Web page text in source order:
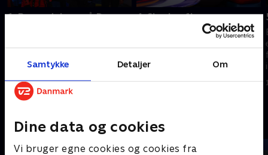
Samtykke Detaljer Om
Dine data og cookies
Vi bruger egne cookies og cookies fra
1. Begyndelsen på Danger
mistanke om, at han
dem.
1. januar 2023 • 21 min
4. Skurkeaften
Danger Force og Kaptajn Mand
en kriminel.
1. januar 2023 • 21 min
Andre så også